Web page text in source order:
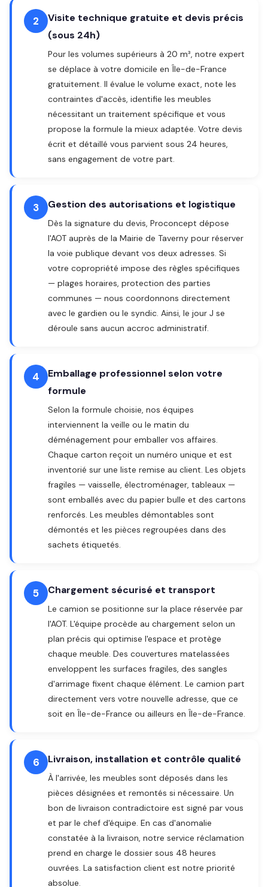
2
Visite technique gratuite et devis précis
(sous 24h)
Pour les volumes supérieurs à 20 m³, notre expert
se déplace à votre domicile en Île-de-France
gratuitement. Il évalue le volume exact, note les
contraintes d'accès, identifie les meubles
nécessitant un traitement spécifique et vous
propose la formule la mieux adaptée. Votre devis
écrit et détaillé vous parvient sous 24 heures,
sans engagement de votre part.
3 Gestion des autorisations et logistique
Dès la signature du devis, Proconcept dépose
l'AOT auprès de la Mairie de Taverny pour réserver
la voie publique devant vos deux adresses. Si
votre copropriété impose des règles spécifiques
— plages horaires, protection des parties
communes — nous coordonnons directement
avec le gardien ou le syndic. Ainsi, le jour J se
déroule sans aucun accroc administratif.
4
Emballage professionnel selon votre
formule
Selon la formule choisie, nos équipes
interviennent la veille ou le matin du
déménagement pour emballer vos affaires.
Chaque carton reçoit un numéro unique et est
inventorié sur une liste remise au client. Les objets
fragiles — vaisselle, électroménager, tableaux —
sont emballés avec du papier bulle et des cartons
renforcés. Les meubles démontables sont
démontés et les pièces regroupées dans des
sachets étiquetés.
5 Chargement sécurisé et transport
Le camion se positionne sur la place réservée par
l'AOT. L'équipe procède au chargement selon un
plan précis qui optimise l'espace et protège
chaque meuble. Des couvertures matelassées
enveloppent les surfaces fragiles, des sangles
d'arrimage fixent chaque élément. Le camion part
directement vers votre nouvelle adresse, que ce
soit en Île-de-France ou ailleurs en Île-de-France.
6 Livraison, installation et contrôle qualité
À l'arrivée, les meubles sont déposés dans les
pièces désignées et remontés si nécessaire. Un
bon de livraison contradictoire est signé par vous
et par le chef d'équipe. En cas d'anomalie
constatée à la livraison, notre service réclamation
prend en charge le dossier sous 48 heures
ouvrées. La satisfaction client est notre priorité
absolue.